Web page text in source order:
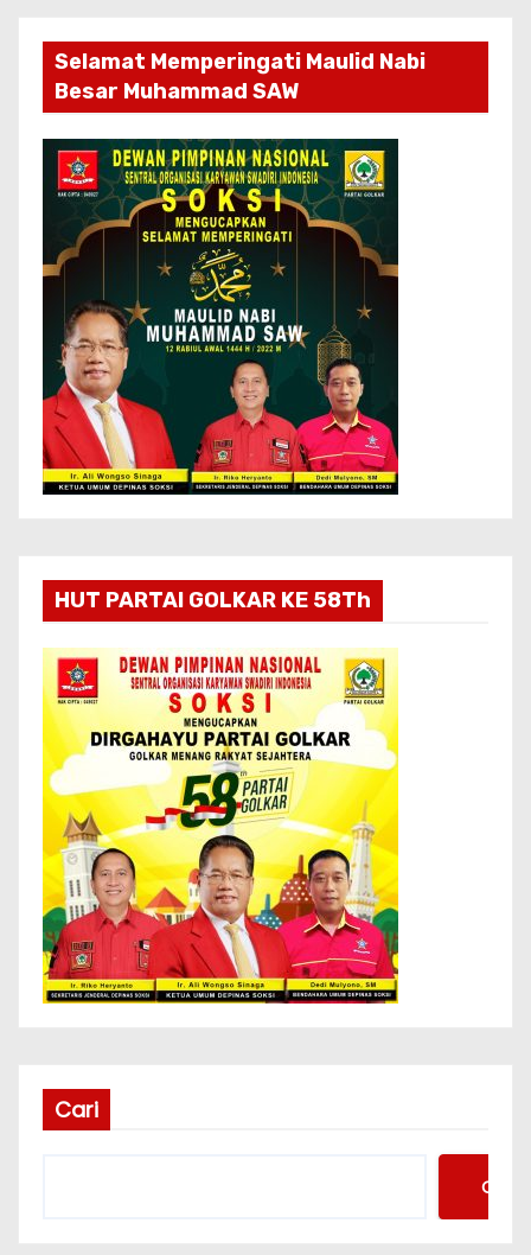
Selamat Memperingati Maulid Nabi
Besar Muhammad SAW
HUT PARTAI GOLKAR KE 58Th
Cari
Cari